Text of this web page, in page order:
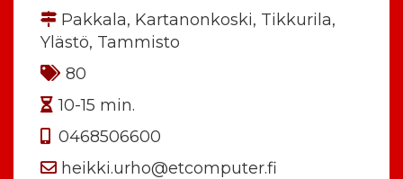
Pakkala, Kartanonkoski, Tikkurila,
Ylästö, Tammisto
80
10-15 min.
0468506600
heikki.urho@etcomputer.fi